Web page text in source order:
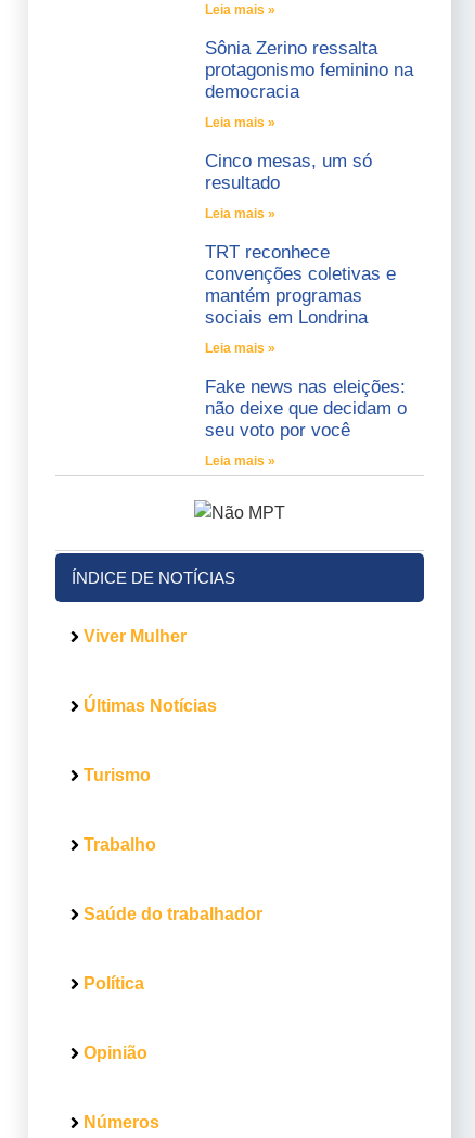
Leia mais »
Sônia Zerino ressalta
protagonismo feminino na
democracia
Leia mais »
Cinco mesas, um só
resultado
Leia mais »
TRT reconhece
convenções coletivas e
mantém programas
sociais em Londrina
Leia mais »
Fake news nas eleições:
não deixe que decidam o
seu voto por você
Leia mais »
ÍNDICE DE NOTÍCIAS
Viver Mulher
Últimas Notícias
Turismo
Trabalho
Saúde do trabalhador
Política
Opinião
Números